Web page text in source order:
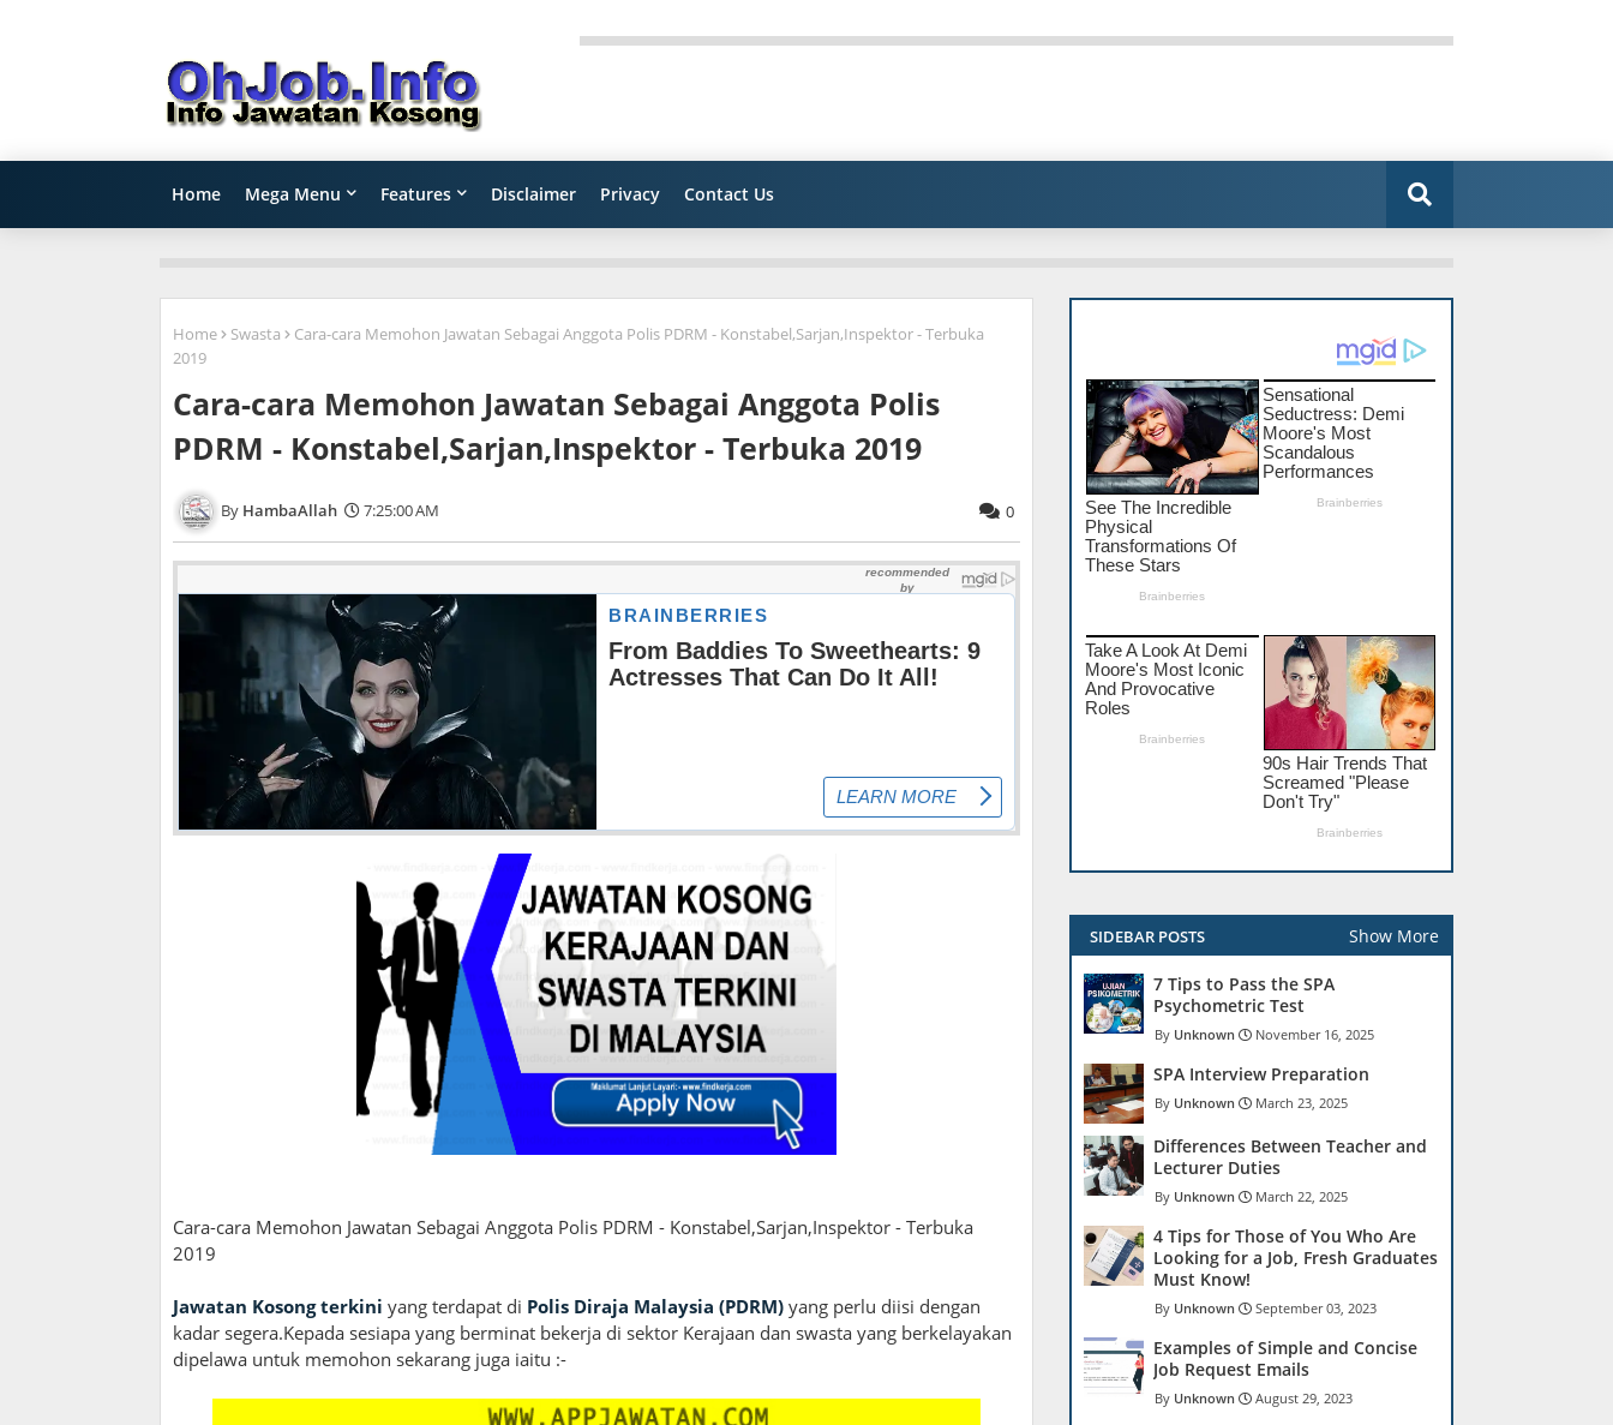
Home Mega Menu Features Disclaimer Privacy Contact Us
Home Swasta
Cara-cara Memohon Jawatan Sebagai Anggota Polis PDRM - Konstabel,Sarjan,Inspektor - Terbuka
2019
Cara-cara Memohon Jawatan Sebagai Anggota Polis
PDRM - Konstabel,Sarjan,Inspektor - Terbuka 2019
HambaAllah 7:25:00 AM 0
Cara-cara Memohon Jawatan Sebagai Anggota Polis PDRM - Konstabel,Sarjan,Inspektor - Terbuka
2019
Jawatan Kosong terkini yang terdapat di Polis Diraja Malaysia (PDRM) yang perlu diisi dengan
kadar segera.Kepada sesiapa yang berminat bekerja di sektor Kerajaan dan swasta yang berkelayakan
dipelawa untuk memohon sekarang juga iaitu :-
SIDEBAR POSTS Show More
7 Tips to Pass the SPA
Psychometric Test
Unknown November 16, 2025
SPA Interview Preparation
Unknown March 23, 2025
Differences Between Teacher and
Lecturer Duties
Unknown March 22, 2025
4 Tips for Those of You Who Are
Looking for a Job, Fresh Graduates
Must Know!
Unknown September 03, 2023
Examples of Simple and Concise
Job Request Emails
Unknown August 29, 2023